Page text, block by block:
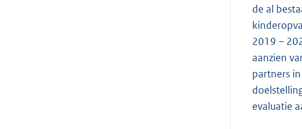
de al
2019 –
aanzien
partners
evaluatie